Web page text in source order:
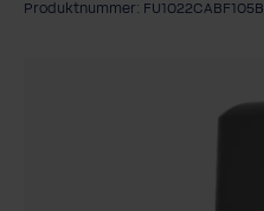
Produktnummer: FU1022CABF105B